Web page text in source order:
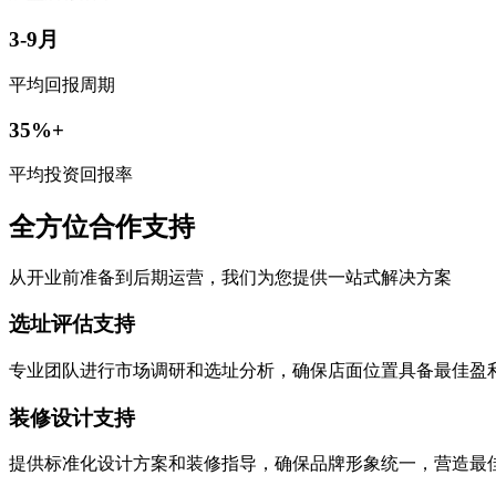
3-9月
平均回报周期
35%+
平均投资回报率
全方位合作支持
从开业前准备到后期运营，我们为您提供一站式解决方案
选址评估支持
专业团队进行市场调研和选址分析，确保店面位置具备最佳盈
装修设计支持
提供标准化设计方案和装修指导，确保品牌形象统一，营造最